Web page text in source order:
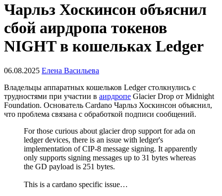
Чарльз Хоскинсон объяснил
сбой аирдропа токенов
NIGHT в кошельках Ledger
06.08.2025 Елена Васильева
Владельцы аппаратных кошельков Ledger столкнулись с
трудностями при участии в аирдропе Glacier Drop от Midnight
Foundation. Основатель Cardano Чарльз Хоскинсон объяснил,
что проблема связана с обработкой подписи сообщений.
For those curious about glacier drop support for ada on
ledger devices, there is an issue with ledger's
implementation of CIP-8 message signing. It apparently
only supports signing messages up to 31 bytes whereas
the GD payload is 251 bytes.
This is a cardano specific issue…